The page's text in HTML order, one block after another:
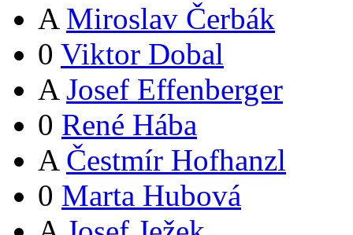
A Miroslav Čerbák
0 Viktor Dobal
A Josef Effenberger
0 René Hába
A Čestmír Hofhanzl
0 Marta Hubová